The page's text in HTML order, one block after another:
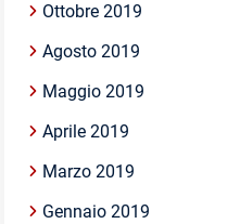
Ottobre 2019
Agosto 2019
Maggio 2019
Aprile 2019
Marzo 2019
Gennaio 2019